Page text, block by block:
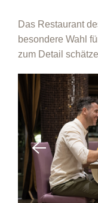
Das Restaurant
besondere Wahl
zum Detail